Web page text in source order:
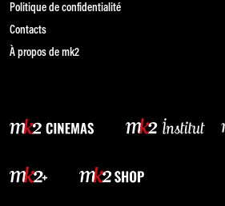
Politique de confidentialité
Contacts
À propos de mk2